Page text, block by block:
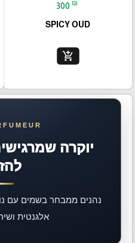
300 ₪
SPICY OUD
add_shopping_cart
יוקרה
נהנים ממבחר בשמים עם
אלגנטית